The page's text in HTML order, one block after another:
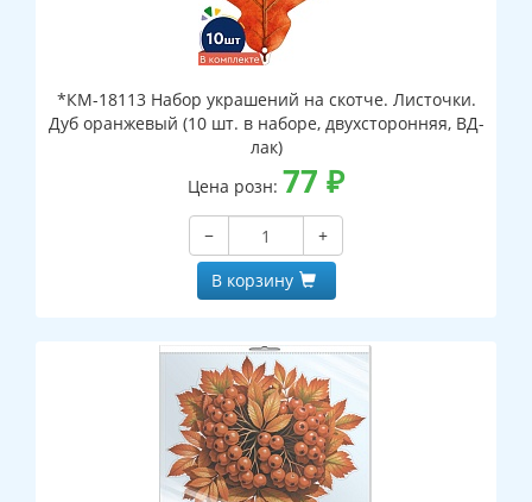
*КМ-18113 Набор украшений на скотче. Листочки.
Дуб оранжевый (10 шт. в наборе, двухсторонняя, ВД-
лак)
Цена розн: 77 ₽
−
+
В корзину